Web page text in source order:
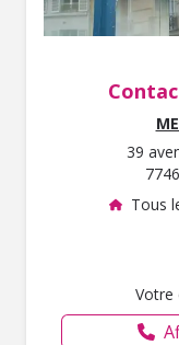
39
Tous
Votre